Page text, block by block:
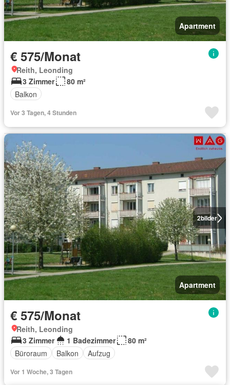
Apartment
€ 575/Monat
Reith, Leonding
3 Zimmer
80 m²
Balkon
Vor 3 Tagen, 4 Stunden
2bilder
Apartment
€ 575/Monat
Reith, Leonding
3 Zimmer
1 Badezimmer
80 m²
Büroraum
Balkon Aufzug
Vor 1 Woche, 3 Tagen